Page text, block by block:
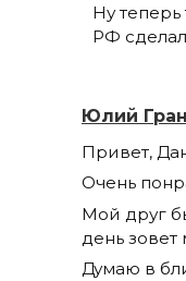
Ну
РФ
Юлий
Привет,
Очень
Мой друг
день зовет
Думаю в